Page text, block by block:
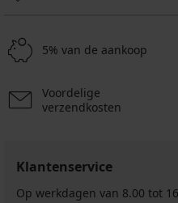
Sharon
56,99
Borstvoedingsbeha
verstevigd
zonder
beugels
26,39
code
5% van de aankoop
Voordelige
verzendkosten
Klantenservice
Op werkdagen van 8.00 tot